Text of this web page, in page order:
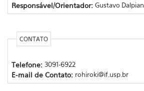
Responsável/Orientador: Gustavo Dalpian
CONTATO
Telefone: 3091-6922
E-mail de Contato: rohiroki@if.usp.br